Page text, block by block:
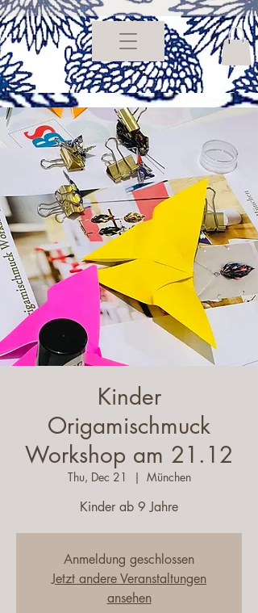
Kinder
Origamischmuck
Workshop am 21.12
Thu, Dec 21
  |
München
Kinder ab 9 Jahre
Anmeldung geschlossen
Jetzt andere Veranstaltungen
ansehen